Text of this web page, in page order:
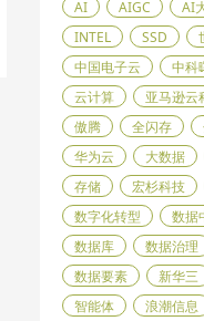
AI AIGC AI
INTEL
SSD
中国电子云
中科
云计算
亚马逊云
傲腾
全闪存
华为云
大数据
存储
宏杉科技
数字化转型
数据
数据库
数据治理
数据要素
新华三
智能体
浪潮信息